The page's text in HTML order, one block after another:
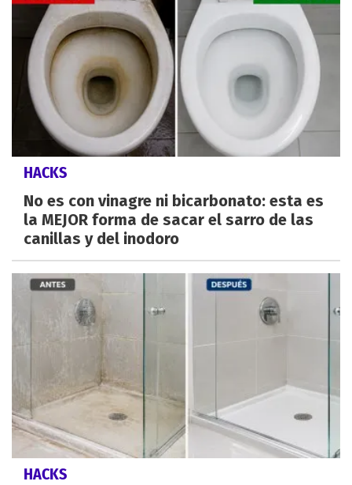
HACKS
No es con vinagre ni bicarbonato: esta es
la MEJOR forma de sacar el sarro de las
canillas y del inodoro
HACKS